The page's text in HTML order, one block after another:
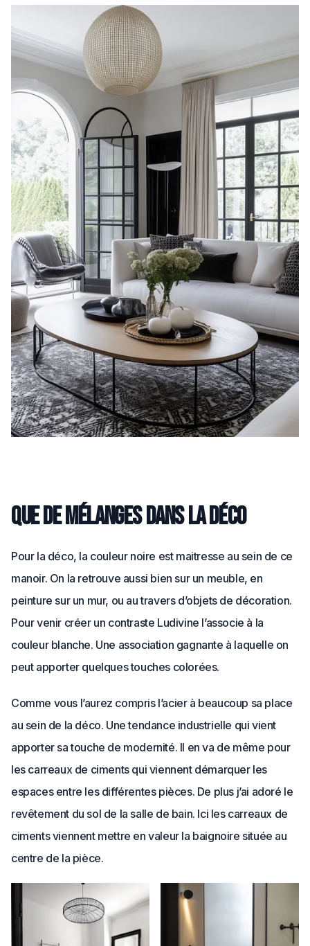
Que de mélanges dans la déco
Pour la déco, la couleur noire est maitresse au sein de ce
manoir. On la retrouve aussi bien sur un meuble, en
peinture sur un mur, ou au travers d’objets de décoration.
Pour venir créer un contraste Ludivine l’associe à la
couleur blanche. Une association gagnante à laquelle on
peut apporter quelques touches colorées.
Comme vous l’aurez compris l’acier à beaucoup sa place
au sein de la déco. Une tendance industrielle qui vient
apporter sa touche de modernité. Il en va de même pour
les carreaux de ciments qui viennent démarquer les
espaces entre les différentes pièces. De plus j’ai adoré le
revêtement du sol de la salle de bain. Ici les carreaux de
ciments viennent mettre en valeur la baignoire située au
centre de la pièce.